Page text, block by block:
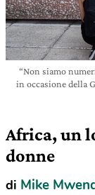
“Non siamo
in occasione della
Africa, un
donne
di Mike